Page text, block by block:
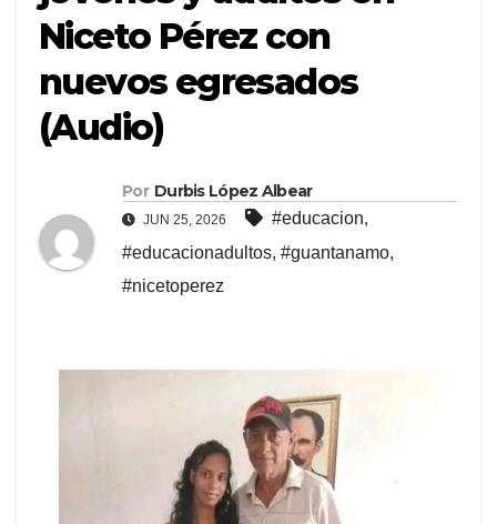
Niceto Pérez con
nuevos egresados
(Audio)
Por Durbis López Albear
JUN 25, 2026 #educacion,
#educacionadultos, #guantanamo,
#nicetoperez